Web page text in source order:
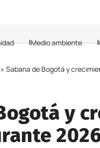
Medio ambiente
» Sabana de Bogotá y
y